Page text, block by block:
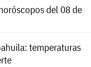
del 08 de
temperaturas